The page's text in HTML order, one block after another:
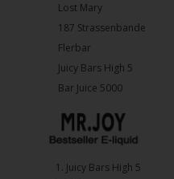
Lost Mary
187 Strassenbande
Flerbar
Juicy Bars High 5
Bar Juice 5000
1.⁠ ⁠Juicy Bars High 5